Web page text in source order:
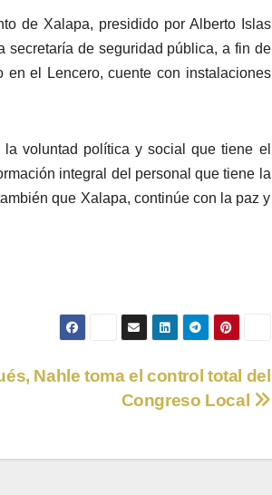
de Xalapa, presidido por Alberto Islas
secretaría de seguridad pública, a fin de
el Lencero, cuente con instalaciones
voluntad política y social que tiene el
integral del personal que tiene la
que Xalapa, continúe con la paz y
Nahle toma el control total del
Congreso Local